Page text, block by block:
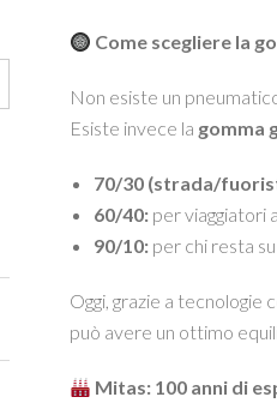
Come scegliere la
Non esiste un
Esiste invece la gomma
70/30 (strada/
60/40:per viaggiatori
90/10:per chi resta
Oggi, grazie a tecnologie
può avere un ottimo
Mitas: 100 anni di